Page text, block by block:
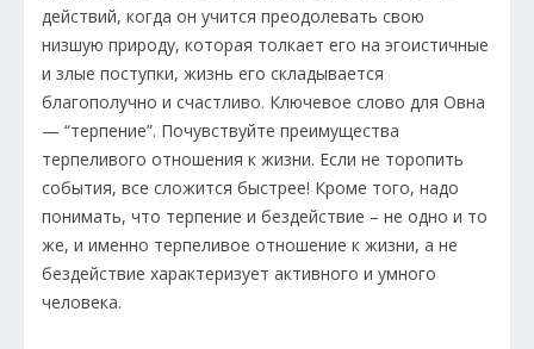
действий, когда он учится преодолевать свою
низшую природу, которая толкает его на эгоистичные
и злые поступки, жизнь его складывается
благополучно и счастливо. Ключевое слово для Овна
— “терпение”. Почувствуйте преимущества
терпеливого отношения к жизни. Если не торопить
события, все сложится быстрее! Кроме того, надо
понимать, что терпение и бездействие – не одно и то
же, и именно терпеливое отношение к жизни, а не
бездействие характеризует активного и умного
человека.